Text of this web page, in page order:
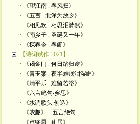
· 《望江南 . 春风扫》
· 《五言 . 北洋为故乡》
· 《相见欢 . 相思泪潸然》
· 《南乡子 . 圣诞又一年》
· 《探春令 . 春闹》
【诗词赋作-2021】
· 《谒金门 . 何日踏归途》
· 《青玉案 . 夜半难眠泪湿眶》
· 《清平乐 . 难留若裕》
· 《六言绝句-乡思》
· 《水调歌头.创造》
· 《农趣》---五言绝句
· 《点绛唇 . 仙居》